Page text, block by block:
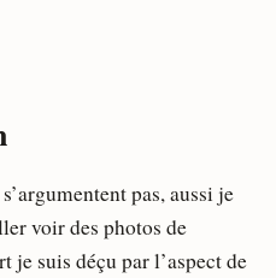
pas, aussi je
voir des photos de
je suis déçu par l’aspect de